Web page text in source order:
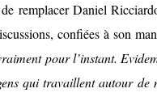
remplacer Daniel
confiées à son
pour l’instant.
qui travaillent autour de